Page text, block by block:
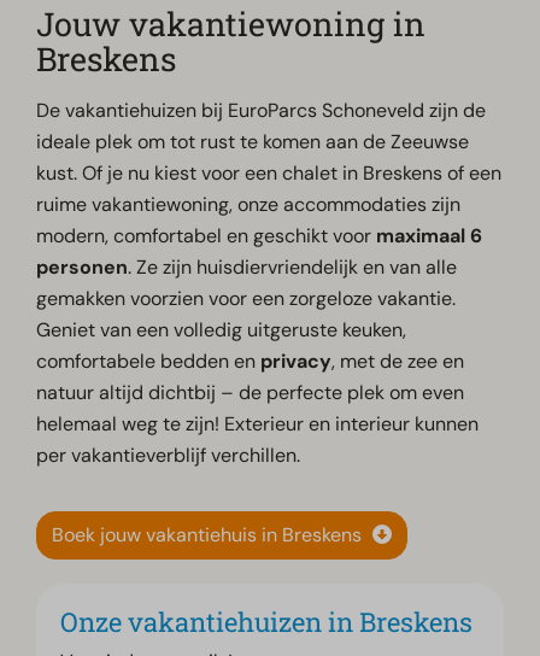
Jouw vakantiewoning in
Breskens
De vakantiehuizen bij EuroParcs Schoneveld zijn de
ideale plek om tot rust te komen aan de Zeeuwse
kust. Of je nu kiest voor een chalet in Breskens of een
ruime vakantiewoning, onze accommodaties zijn
modern, comfortabel en geschikt voor maximaal 6
personen. Ze zijn huisdiervriendelijk en van alle
gemakken voorzien voor een zorgeloze vakantie.
Geniet van een volledig uitgeruste keuken,
comfortabele bedden en privacy, met de zee en
natuur altijd dichtbij – de perfecte plek om even
helemaal weg te zijn! Exterieur en interieur kunnen
per vakantieverblijf verchillen.
Boek jouw vakantiehuis in Breskens
Onze vakantiehuizen in Breskens